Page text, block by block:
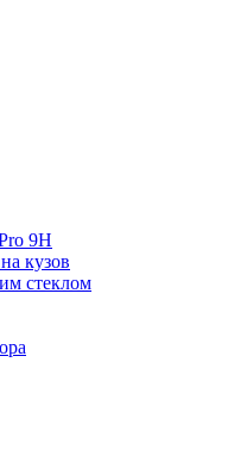
9H
кузов
стеклом